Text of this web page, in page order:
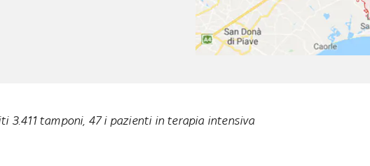
3.411 tamponi, 47 i pazienti in terapia intensiva